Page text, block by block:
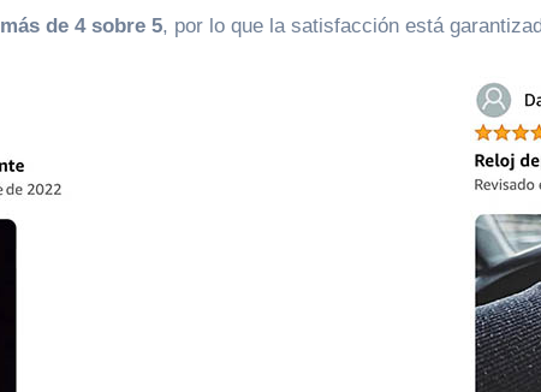
más de 4 sobre 5, por lo que la satisfacción está